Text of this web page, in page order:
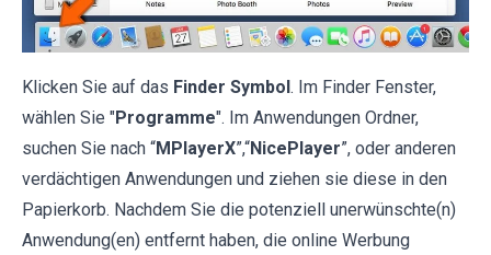
Klicken Sie auf das Finder Symbol. Im Finder Fenster,
wählen Sie "Programme". Im Anwendungen Ordner,
suchen Sie nach “MPlayerX”,“NicePlayer”, oder anderen
verdächtigen Anwendungen und ziehen sie diese in den
Papierkorb. Nachdem Sie die potenziell unerwünschte(n)
Anwendung(en) entfernt haben, die online Werbung